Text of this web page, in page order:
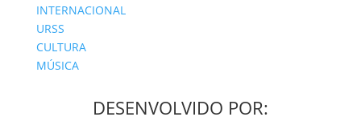
INTERNACIONAL
URSS
CULTURA
MÚSICA
DESENVOLVIDO POR: